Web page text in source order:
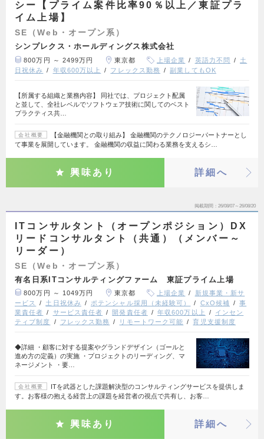
シー【プライム案件比率90％以上／東証プラ
イム上場】
SE（Web・オープン系）
シンプレクス・ホールディングス株式会社
800万円 ～ 2499万円 東京都 上場企業 英語力不問
土
日祝休み
年収600万以上 フレックス勤務 副業してもOK
【所属する組織と業務内容】 同社では、プロジェクト配属
と並して、全社レベルでソフトウェア技術に関してのベスト
プラクティス共…
会社概要
【金融機関との取り組み】 金融機関のテクノロジーパートナーとし
て事業を展開しています。 金融機関の収益に関わる業務を支えるシ…
興味あり 詳細へ
掲載期間 26/08/07～26/08/20
ITコンサルタント（オープンポジション）DX
リードコンサルタント（共通）（メンバー～
リーダー）
SE（Web・オープン系）
有名日系ITコンサルティングファーム 東証プライム上場
800万円 ～ 1049万円 東京都 上場企業
新規事業・新サ
ービス
土日祝休み ポテンシャル採用（未経験可） CxO候補
事
業責任者
サービス責任者 開発責任者 年収600万以上
インセン
ティブ制度
フレックス勤務 リモートワーク可能 育児支援制度
◆詳細 ・顧客に対する提案やグランドデザイン（ゴールと
進め方の定義）の実施 ・プロジェクトのリーディング、マ
ネージメント ・要…
会社概要
ITを武器とした課題解決型のコンサルティングサービスを提供しま
す。お客様の抱える経営上の課題を経営者の視点で共有し、お客…
興味あり 詳細へ